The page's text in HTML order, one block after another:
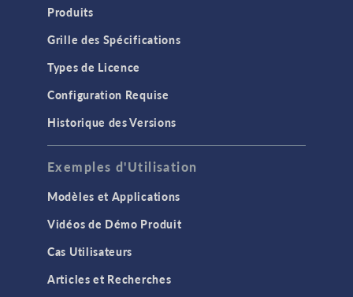
Produits
Grille des Spécifications
Types de Licence
Configuration Requise
Historique des Versions
Exemples d'Utilisation
Modèles et Applications
Vidéos de Démo Produit
Cas Utilisateurs
Articles et Recherches